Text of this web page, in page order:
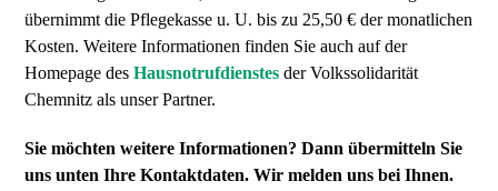
übernimmt die Pflegekasse u. U. bis zu 25,50 € der monatlichen
Kosten. Weitere Informationen finden Sie auch auf der
Homepage des Hausnotrufdienstes der Volkssolidarität
Chemnitz als unser Partner.
Sie möchten weitere Informationen? Dann übermitteln Sie
uns unten Ihre Kontaktdaten. Wir melden uns bei Ihnen.